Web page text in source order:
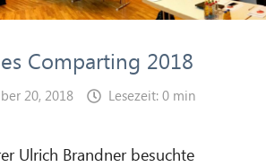
Comparting 2018
20, 2018 Lesezeit: 0 min
Ulrich Brandner besuchte